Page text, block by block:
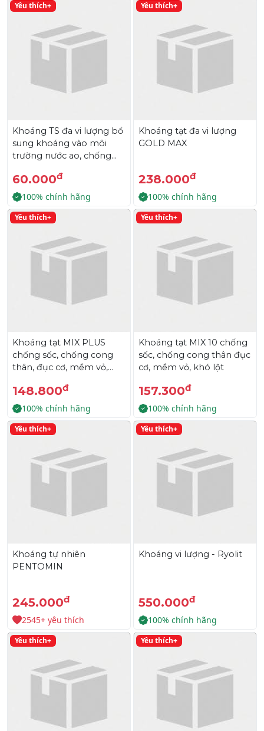
Yêu thích+
Khoáng TS đa vi lượng bổ
sung khoáng vào môi
trường nước ao, chống
60.000đ
100% chính hãng
Yêu thích+
Khoáng tạt đa vi lượng
GOLD MAX
238.000đ
100% chính hãng
Yêu thích+
Khoáng tạt MIX PLUS
chống sốc, chống cong
thân, đục cơ, mềm vỏ,
148.800đ
100% chính hãng
Yêu thích+
Khoáng tạt MIX 10 chống
sốc, chống cong thân đục
cơ, mềm vỏ, khó lột
157.300đ
100% chính hãng
Yêu thích+
Khoáng tự nhiên
PENTOMIN
245.000đ
2545+ yêu thích
Yêu thích+
Khoáng vi lượng - Ryolit
550.000đ
100% chính hãng
Yêu thích+ Yêu thích+